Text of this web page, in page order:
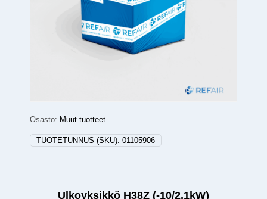
Osasto: Muut tuotteet
TUOTETUNNUS (SKU): 01105906
Ulkoyksikkö H38Z (-10/2,1kW)